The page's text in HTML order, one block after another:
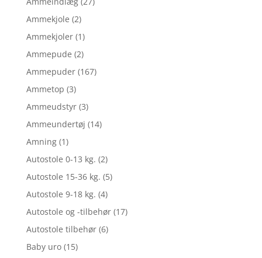
Ammekjole (2)
Ammekjoler (1)
Ammepude (2)
Ammepuder (167)
Ammetop (3)
Ammeudstyr (3)
Ammeundertøj (14)
Amning (1)
Autostole 0-13 kg. (2)
Autostole 15-36 kg. (5)
Autostole 9-18 kg. (4)
Autostole og -tilbehør (17)
Autostole tilbehør (6)
Baby uro (15)